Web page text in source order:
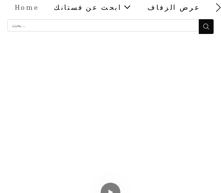
Home ابحث عن فستانك عرض الزفاف